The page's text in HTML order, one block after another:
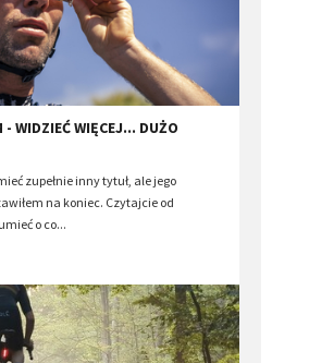
- WIDZIEĆ WIĘCEJ... DUŻO
zupełnie inny tytuł, ale jego
na koniec. Czytajcie od
o co...